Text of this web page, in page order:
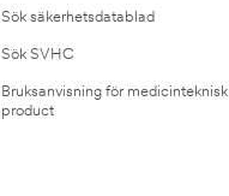
Sök säkerhetsdatablad
Sök SVHC
Bruksanvisning för medicinteknisk
product